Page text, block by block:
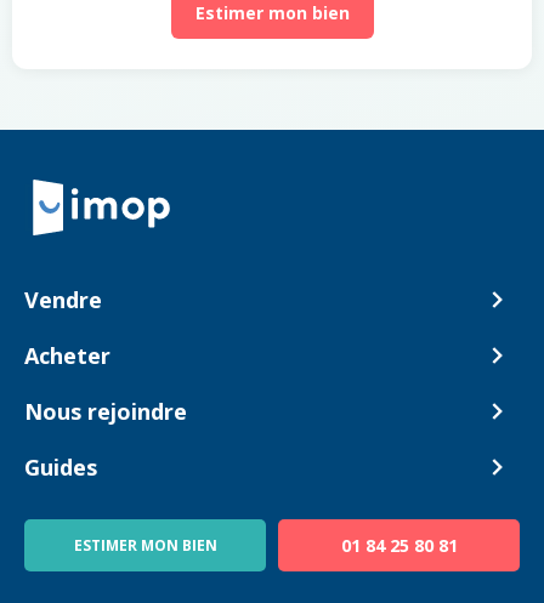
Estimer mon bien
Retour à la navigation principale
Vendre
Comment ça marche ?
Acheter
Biens en vente
Nous rejoindre
Devenir Conseiller
Guides
Blog
ESTIMER MON BIEN 01 84 25 80 81